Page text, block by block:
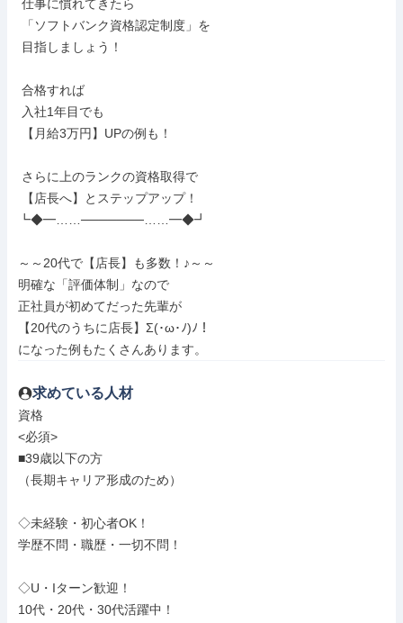
┗◆━……───────……━◆┛
～～20代で【店長】も多数！♪～～
明確な「評価体制」なので
正社員が初めてだった先輩が
【20代のうちに店長】Σ(･ω･ﾉ)ﾉ！
になった例もたくさんあります。
求めている人材
資格
<必須>
■39歳以下の方
（長期キャリア形成のため）
◇未経験・初心者OK！
学歴不問・職歴・一切不問！
◇U・Iターン歓迎！
10代・20代・30代活躍中！